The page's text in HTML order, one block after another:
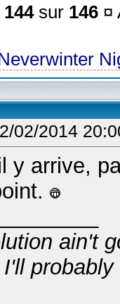
144sur 146 ¤
02/2014
y arrive,
ain't